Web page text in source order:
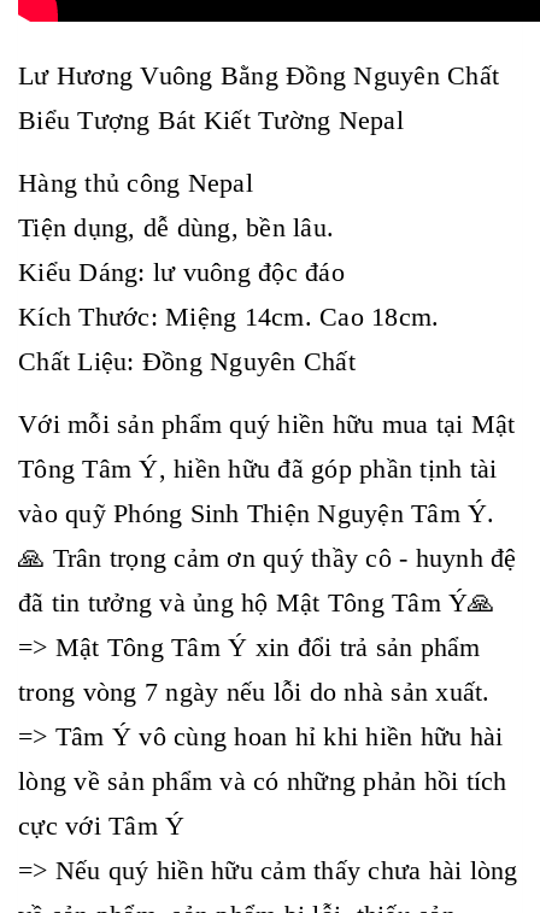
Lư Hương Vuông Bằng Đồng Nguyên Chất
Biểu Tượng Bát Kiết Tường Nepal
Hàng thủ công Nepal
Tiện dụng, dễ dùng, bền lâu.
Kiểu Dáng: lư vuông độc đáo
Kích Thước: Miệng 14cm. Cao 18cm.
Chất Liệu: Đồng Nguyên Chất
Với mỗi sản phẩm quý hiền hữu mua tại Mật
Tông Tâm Ý, hiền hữu đã góp phần tịnh tài
vào quỹ Phóng Sinh Thiện Nguyện Tâm Ý.
🙏 Trân trọng cảm ơn quý thầy cô - huynh đệ
đã tin tưởng và ủng hộ Mật Tông Tâm Ý🙏
=> Mật Tông Tâm Ý xin đổi trả sản phẩm
trong vòng 7 ngày nếu lỗi do nhà sản xuất.
=> Tâm Ý vô cùng hoan hỉ khi hiền hữu hài
lòng về sản phẩm và có những phản hồi tích
cực với Tâm Ý
=> Nếu quý hiền hữu cảm thấy chưa hài lòng